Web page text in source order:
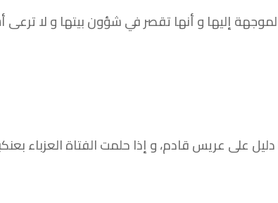
إليها و أنها تقصر في شؤون بيتها و لا ترعى
دليل على عريس قادم، و إذا حلمت الفتاة العزباء